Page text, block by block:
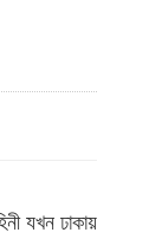
যখন ঢাকায়